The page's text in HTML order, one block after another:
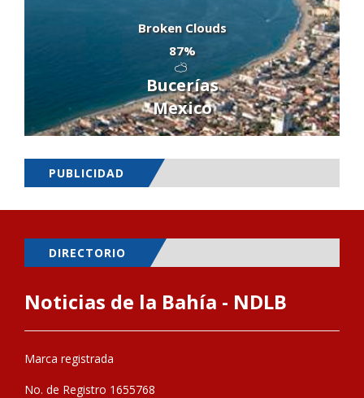
Broken Clouds
87%
Bucerías
Mexico
PUBLICIDAD
DIRECTORIO
Noticias de la Bahía - NDLB
Marca registrada
No. de Registro 1655768